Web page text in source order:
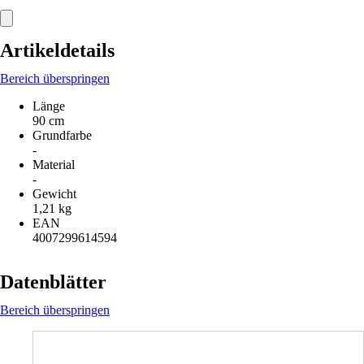
Artikeldetails
Bereich überspringen
Länge
90 cm
Grundfarbe
-
Material
-
Gewicht
1,21 kg
EAN
4007299614594
Datenblätter
Bereich überspringen